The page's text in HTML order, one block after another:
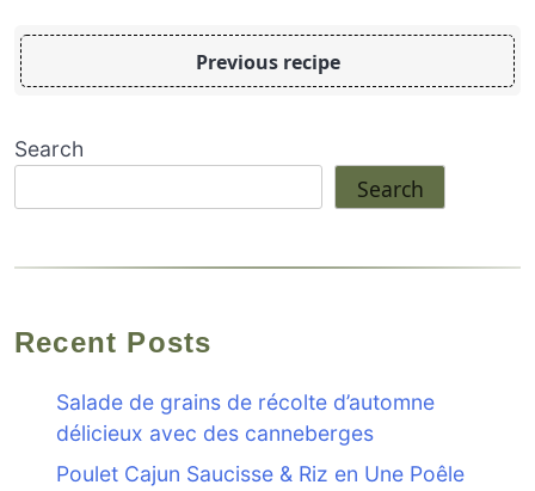
Previous recipe
Search
Search
Recent Posts
Salade de grains de récolte d’automne
délicieux avec des canneberges
Poulet Cajun Saucisse & Riz en Une Poêle